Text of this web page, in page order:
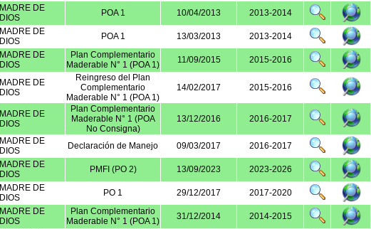
MADRE DE
DIOS
POA 1 10/04/2013 2013-2014
MADRE DE
DIOS
POA 1 13/03/2013 2013-2014
MADRE DE
DIOS
Plan Complementario
Maderable N° 1 (POA 1)
11/09/2015 2015-2016
MADRE DE
DIOS
Reingreso del Plan
Complementario
Maderable N° 1 (POA 1)
14/02/2017 2015-2016
MADRE DE
DIOS
Plan Complementario
Maderable N° 1 (POA
No Consigna)
13/12/2016 2016-2017
MADRE DE
DIOS
Declaración de Manejo 09/03/2017 2016-2017
MADRE DE
DIOS
PMFI (PO 2) 13/09/2023 2023-2026
MADRE DE
DIOS
PO 1 29/12/2017 2017-2020
MADRE DE
DIOS
Plan Complementario
Maderable N° 1 (POA 1)
31/12/2014 2014-2015